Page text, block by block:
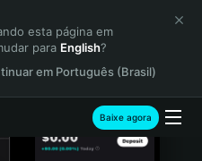
esta página em
para English?
em Português (Brasil)
Baixe agora